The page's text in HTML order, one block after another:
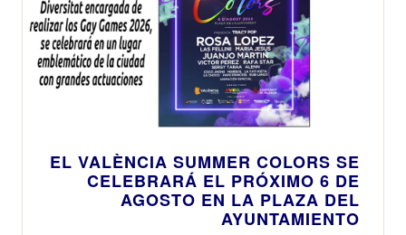
EL VALÈNCIA SUMMER COLORS SE
CELEBRARÁ EL PRÓXIMO 6 DE
AGOSTO EN LA PLAZA DEL
AYUNTAMIENTO